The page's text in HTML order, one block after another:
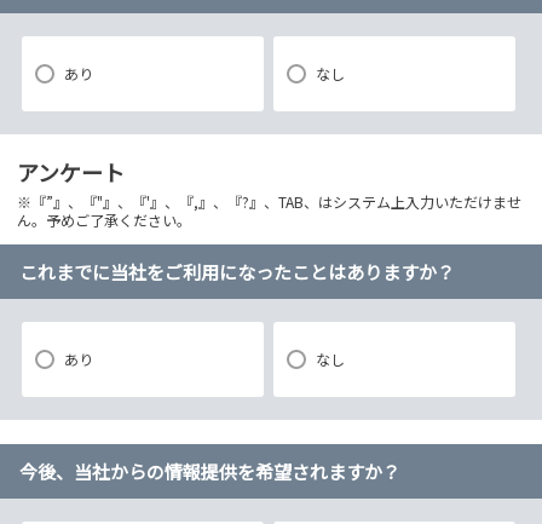
あり なし
アンケート
※『”』、『"』、『'』、『,』、『?』、TAB、はシステム上入力いただけませ
ん。予めご了承ください。
これまでに当社をご利用になったことはありますか？
あり なし
今後、当社からの情報提供を希望されますか？